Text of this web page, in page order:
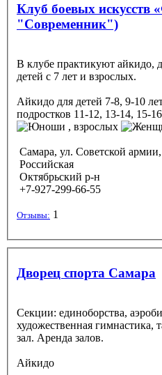
Клуб боевых искусств
"Современник")
В клубе практикуют айкидо,
детей с 7 лет и взрослых.
Айкидо для детей 7-8, 9-10
подростков 11-12, 13-14, 15-
, взрослых
Самара, ул. Советской
Российская
Октябрьский р-н
+7-927-299-66-55
Отзывы: 1
Дворец спорта Самара
Секции: единоборства,
художественная
зал. Аренда залов.
Айкидо